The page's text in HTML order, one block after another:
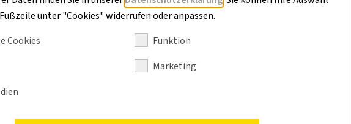
ein leistungsfähiger Bagger, der mit dem firmeneigenen Tieflader-
werden für einen Ortswechsel also nicht benötigt. „Zum
Fahrers. Bei uns werden alle Stammfahrer in Kaufentscheidungen
sagt Köhn.
zentral gewesen, „die wir bei keinem anderen
auf eine Arbeitshöhe von 27 Metern ausgelegt. „Um in
unter "Cookies" widerrufen oder anpassen.
Cookies
Funktion
Marketing